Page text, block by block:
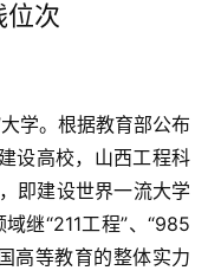
位次
设高校，山西工程科
即建设世界一流大学
继“211工程”、“985
高等教育的整体实力